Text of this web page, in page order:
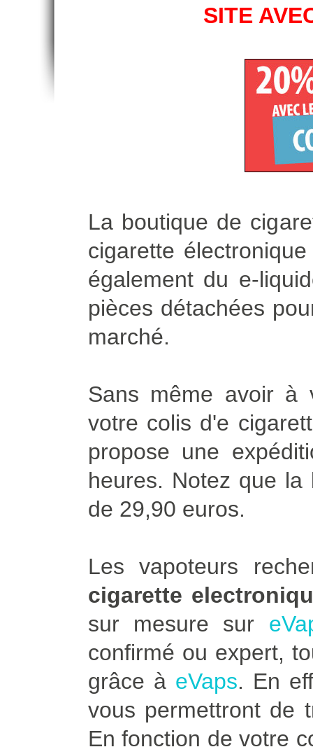
SITE
La boutique de
cigarette
également du e-
pièces détachées
marché.
Sans même avoir à
votre colis d'e
propose une
heures. Notez que
de 29,90 euros.
Les vapoteurs
cigarette
sur mesure sur
confirmé ou expert,
grâce à eVaps. En
vous permettront de
En fonction de votre